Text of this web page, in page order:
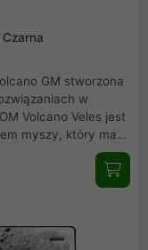
GM stworzona
w
Volcano Veles jest
myszy, który ma
zostania e-
pozwala na wygodne
pracy,
z każdej minuty